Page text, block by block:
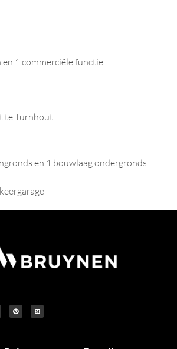
1 commerciële functie
te Turnhout
en 1 bouwlaag ondergronds